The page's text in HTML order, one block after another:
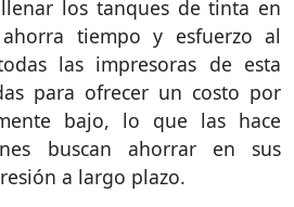
los tanques de tinta en
tiempo y esfuerzo al
las impresoras de esta
para ofrecer un costo por
bajo, lo que las hace
buscan ahorrar en sus
a largo plazo.